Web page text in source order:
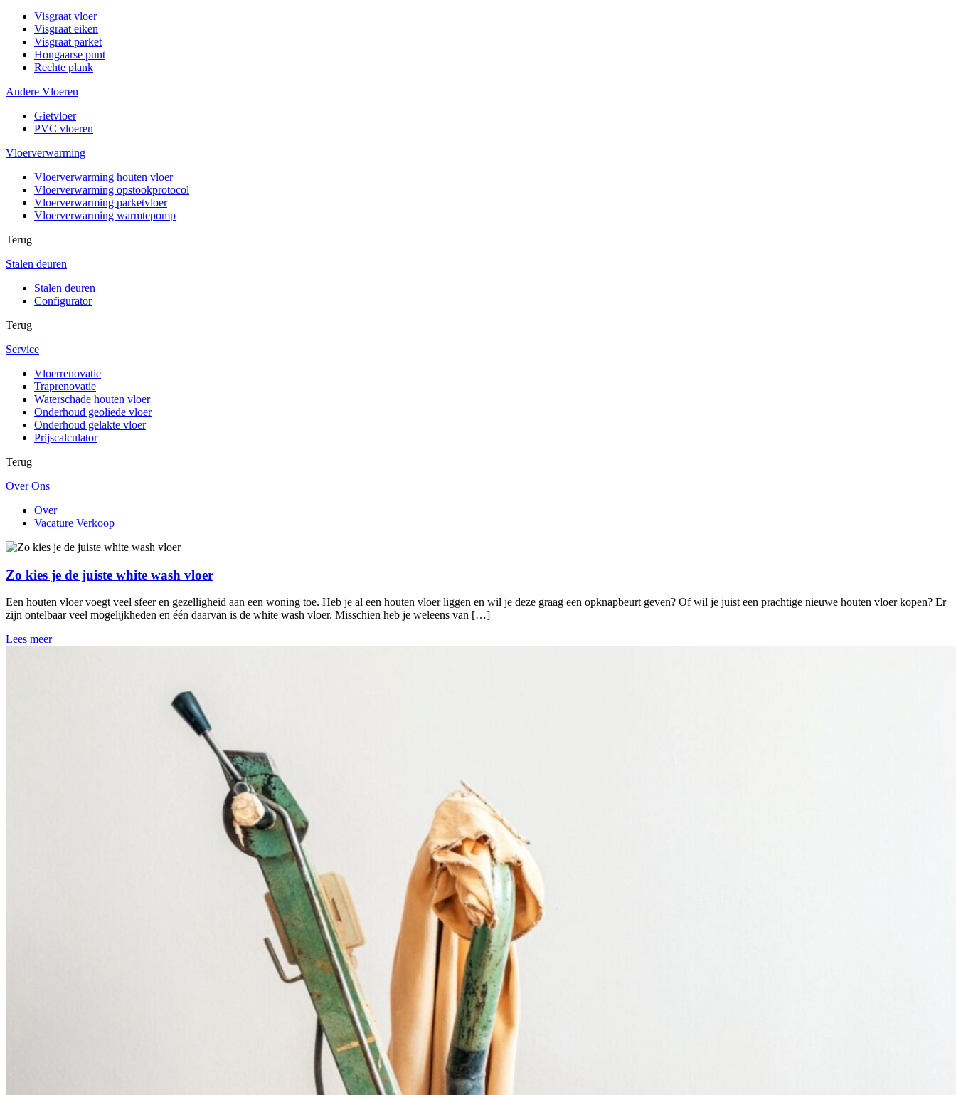
Visgraat vloer
Visgraat eiken
Visgraat parket
Hongaarse punt
Rechte plank
Andere Vloeren
Gietvloer
PVC vloeren
Vloerverwarming
Vloerverwarming houten vloer
Vloerverwarming opstookprotocol
Vloerverwarming parketvloer
Vloerverwarming warmtepomp
Terug
Stalen deuren
Stalen deuren
Configurator
Terug
Service
Vloerrenovatie
Traprenovatie
Waterschade houten vloer
Onderhoud geoliede vloer
Onderhoud gelakte vloer
Prijscalculator
Terug
Over Ons
Over
Vacature Verkoop
Zo kies je de juiste white wash vloer
Een houten vloer voegt veel sfeer en gezelligheid aan een woning toe. Heb je al een houten vloer liggen en wil je deze graag een opknapbeurt geven? Of wil je juist een prachtige nieuwe houten vloer kopen? Er
zijn ontelbaar veel mogelijkheden en één daarvan is de white wash vloer. Misschien heb je weleens van […]
Lees meer